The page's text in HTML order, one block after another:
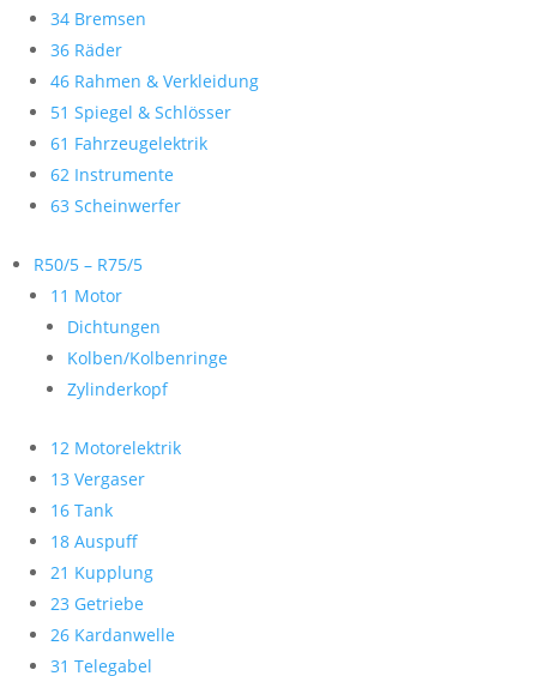
34 Bremsen
36 Räder
46 Rahmen & Verkleidung
51 Spiegel & Schlösser
61 Fahrzeugelektrik
62 Instrumente
63 Scheinwerfer
R50/5 – R75/5
11 Motor
Dichtungen
Kolben/Kolbenringe
Zylinderkopf
12 Motorelektrik
13 Vergaser
16 Tank
18 Auspuff
21 Kupplung
23 Getriebe
26 Kardanwelle
31 Telegabel